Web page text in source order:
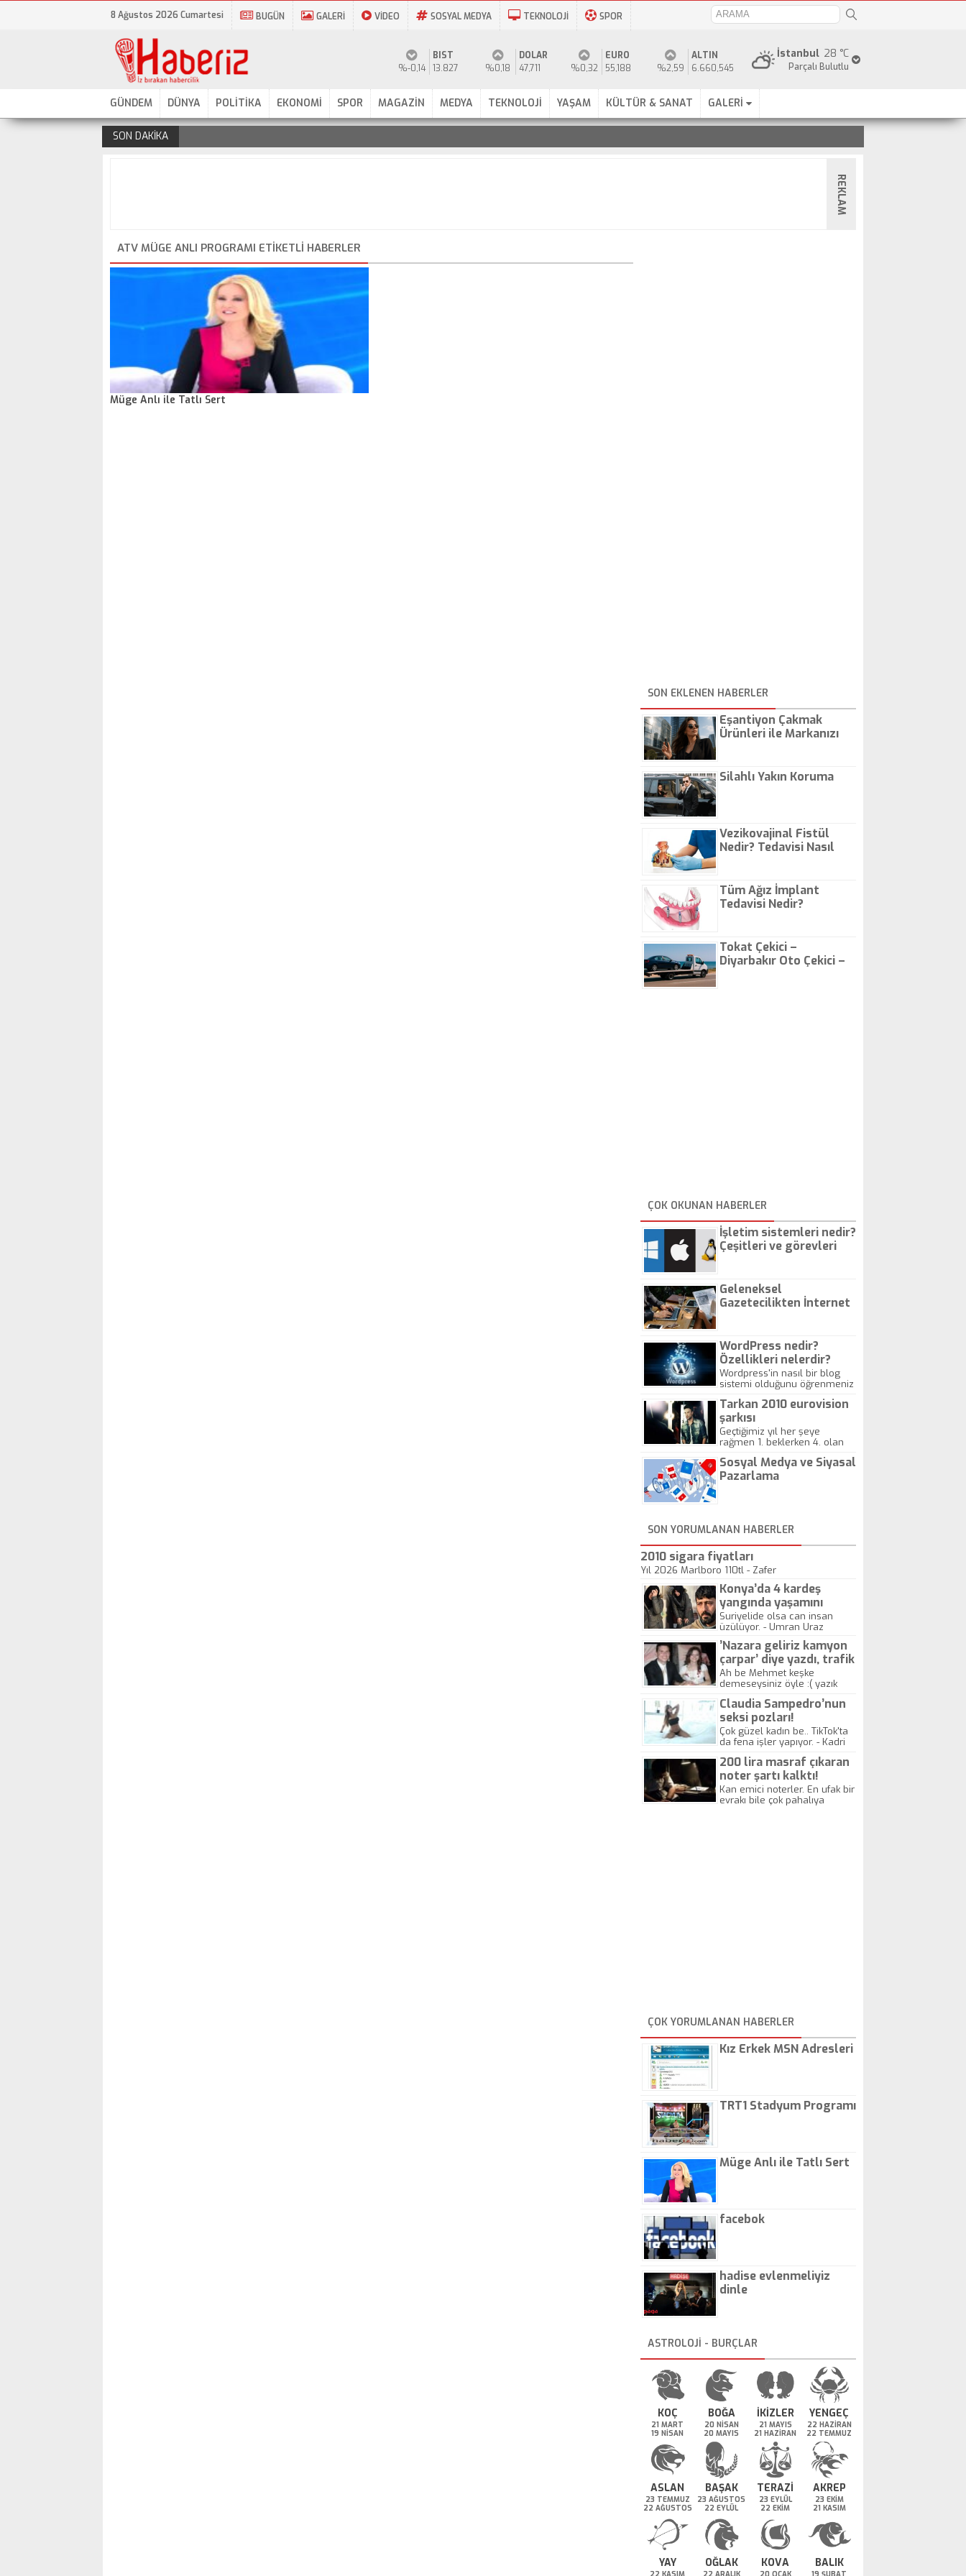
8 Ağustos 2026 Cumartesi BUGÜN GALERİ VİDEO SOSYAL MEDYA TEKNOLOJİ SPOR
28 °C
İstanbul
Parçalı Bulutlu
%-0,14
BIST
13.827
%0,18
DOLAR
47,711
%0,32
EURO
55,188
%2,59
ALTIN
6.660,545
GÜNDEM DÜNYA POLİTİKA EKONOMİ SPOR MAGAZİN MEDYA TEKNOLOJİ YAŞAM KÜLTÜR & SANAT GALERİ
SON DAKİKA
REKLAM
ATV MÜGE ANLI PROGRAMI ETIKETLI HABERLER
Müge Anlı ile Tatlı Sert
SON EKLENEN HABERLER
Eşantiyon Çakmak
Ürünleri ile Markanızı
Silahlı Yakın Koruma
Vezikovajinal Fistül
Nedir? Tedavisi Nasıl
Tüm Ağız İmplant
Tedavisi Nedir?
Tokat Çekici –
Diyarbakır Oto Çekici –
ÇOK OKUNAN HABERLER
İşletim sistemleri nedir?
Çeşitleri ve görevleri
Geleneksel
Gazetecilikten İnternet
WordPress nedir?
Özellikleri nelerdir?
Wordpress'in nasıl bir blog
sistemi olduğunu öğrenmeniz
Tarkan 2010 eurovision
şarkısı
Geçtiğimiz yıl her şeye
rağmen 1. beklerken 4. olan
gösterisinin bu yarışmada
önemli olmadığını anlamıştır.
Sosyal Medya ve Siyasal
Pazarlama
SON YORUMLANAN HABERLER
2010 sigara fiyatları
Yıl 2026 Marlboro 110tl - Zafer
Konya’da 4 kardeş
yangında yaşamını
yitirdi
Suriyelide olsa can insan
üzülüyor. - Umran Uraz
’Nazara geliriz kamyon
çarpar’ diye yazdı, trafik
kazasında öldü!
Ah be Mehmet keşke
demeseysiniz öyle :( yazık
Claudia Sampedro’nun
seksi pozları!
Çok güzel kadın be.. TikTok'ta
da fena işler yapıyor. - Kadri
200 lira masraf çıkaran
noter şartı kalktı!
Kan emici noterler. En ufak bir
evrakı bile çok pahalıya
ÇOK YORUMLANAN HABERLER
Kız Erkek MSN Adresleri
TRT1 Stadyum Programı
Müge Anlı ile Tatlı Sert
facebok
hadise evlenmeliyiz
dinle
ASTROLOJİ - BURÇLAR
KOÇ
21 MART
19 NİSAN
BOĞA
20 NİSAN
20 MAYIS
İKİZLER
21 MAYIS
21 HAZİRAN
YENGEÇ
22 HAZİRAN
22 TEMMUZ
ASLAN
23 TEMMUZ
22 AĞUSTOS
BAŞAK
23 AĞUSTOS
22 EYLÜL
TERAZİ
23 EYLÜL
22 EKİM
AKREP
23 EKİM
21 KASIM
YAY OĞLAK KOVA BALIK